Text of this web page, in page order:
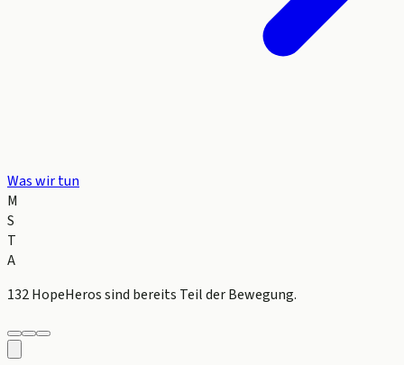
Was wir tun
M
S
T
A
132 HopeHerossind bereits Teil der Bewegung.